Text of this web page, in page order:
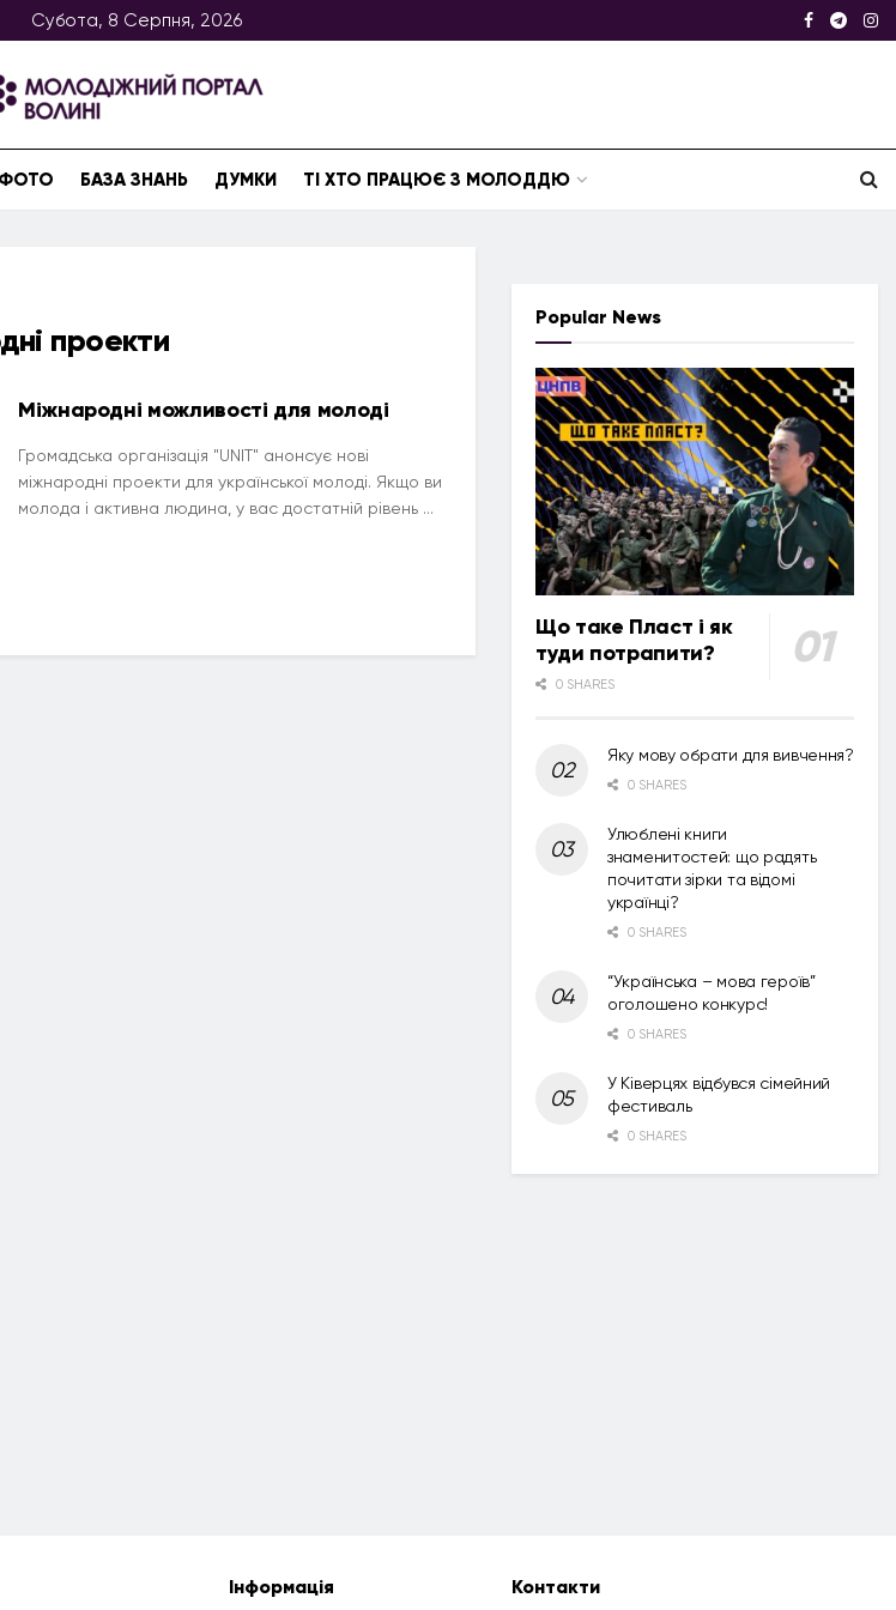
Субота, 8 Серпня, 2026
ФОТО БАЗА ЗНАНЬ ДУМКИ ТІ ХТО ПРАЦЮЄ З МОЛОДДЮ
проекти
Міжнародні можливості для молоді
Громадська організація "UNIT" анонсує нові
міжнародні проекти для української молоді. Якщо ви
молода і активна людина, у вас достатній рівень ...
Popular News
Що таке Пласт і як
туди потрапити?
0 SHARES
Яку мову обрати для вивчення?
0 SHARES
Улюблені книги
знаменитостей: що радять
почитати зірки та відомі
українці?
0 SHARES
“Українська – мова героїв”
оголошено конкурс!
0 SHARES
У Ківерцях відбувся сімейний
фестиваль
0 SHARES
Інформація Контакти